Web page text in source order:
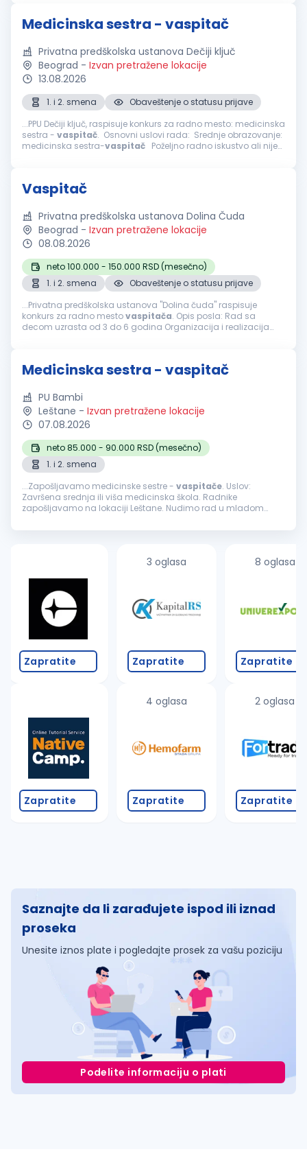
Medicinska sestra - vaspitač
Privatna predškolska ustanova Dečiji ključ
Beograd - Izvan pretražene lokacije
13.08.2026
1. i 2. smena
Obaveštenje o statusu prijave
...PPU Dečiji ključ, raspisuje konkurs za radno mesto: medicinska
sestra - vaspitač. Osnovni uslovi rada: Srednje obrazovanje:
medicinska sestra-vaspitač Poželjno radno iskustvo ali nije
Vaspitač
Privatna predškolska ustanova Dolina Čuda
Beograd - Izvan pretražene lokacije
08.08.2026
neto 100.000 - 150.000 RSD (mesečno)
1. i 2. smena
Obaveštenje o statusu prijave
...Privatna predškolska ustanova "Dolina čuda" raspisuje
konkurs za radno mestovaspitača. Opis posla: Rad sa
decom uzrasta od 3 do 6 godina Organizacija i realizacija
Medicinska sestra - vaspitač
PU Bambi
Leštane - Izvan pretražene lokacije
07.08.2026
neto 85.000 - 90.000 RSD (mesečno)
1. i 2. smena
...Zapošljavamo medicinske sestre - vaspitače. Uslov:
Završena srednja ili viša medicinska škola. Radnike
zapošljavamo na lokaciji Leštane. Nudimo rad u mladom
zakonu, 25 dana godišnjeg odmora...
Zapratite
Zapratite
3 oglasa
Zapratite
4 oglasa
Zapratite
8 oglasa
Zapratite
2 oglasa
Zapratite
Saznajte da li zarađujete ispod ili iznad
proseka
Unesite iznos plate i pogledajte prosek za vašu poziciju
Podelite informaciju o plati